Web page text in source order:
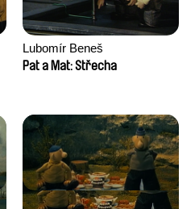
Lubomír Beneš
Pat a Mat: Střecha